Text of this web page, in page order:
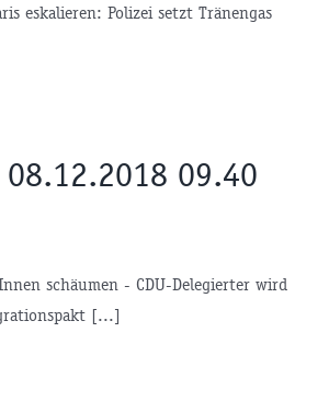
eskalieren: Polizei setzt Tränengas
08.12.2018 09.40
schäumen - CDU-Delegierter wird
[...]